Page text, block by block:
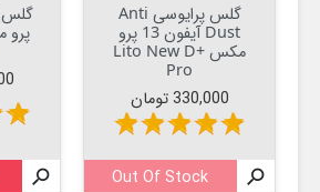
گلس پرایوسی Anti
Dust آیفون 13 پرو
مکس Lito New D+
Pro
قیمت
330,000 تومان
star
star
star
star
star

Out Of Stock
star
